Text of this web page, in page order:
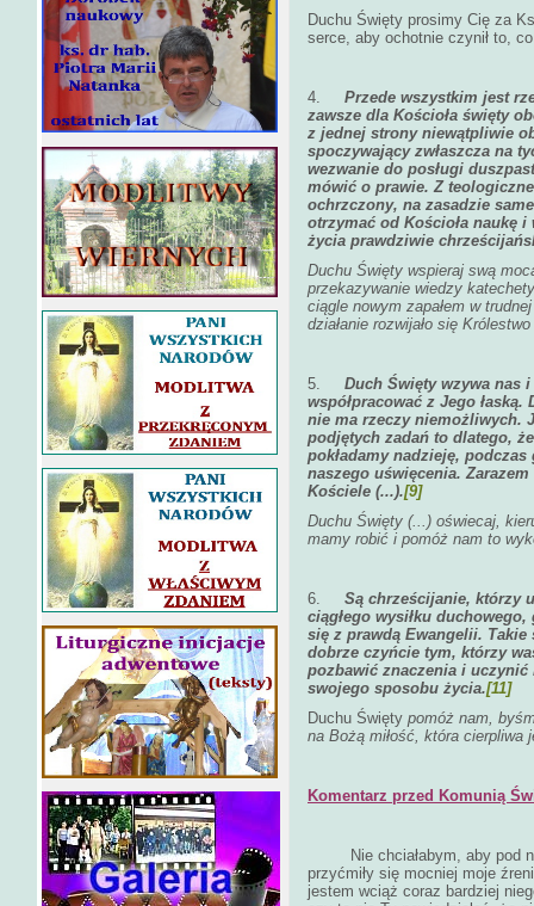
Duchu Święty prosimy Cię za
serce, aby ochotnie czynił to,
4. Przede wszystkim jest
zawsze dla Kościoła święty
z jednej strony niewątpliwie
spoczywający zwłaszcza na
wezwanie do posługi
mówić o prawie. Z
ochrzczony, na zasadzie
otrzymać od Kościoła naukę
życia prawdziwie
Duchu Święty wspieraj swą
przekazywanie wiedzy
ciągle nowym zapałem w
działanie rozwijało się
5. Duch Święty wzywa nas
współpracować z Jego
nie ma rzeczy niemożliwych.
podjętych zadań to dlatego,
pokładamy nadzieję,
naszego uświęcenia.
Kościele (...).[9]
Duchu Święty (...) oświecaj,
mamy robić i pomóż nam to
6. Są chrześcijanie, którzy
ciągłego wysiłku
się z prawdą Ewangelii. Takie
dobrze czyńcie tym, którzy
pozbawić znaczenia i
swojego sposobu życia.[11]
Duchu Święty pomóż nam,
na Bożą miłość, która
Komentarz przed Komunią
Nie chciałabym, aby pod
przyćmiły się mocniej moje
jestem wciąż coraz bardziej